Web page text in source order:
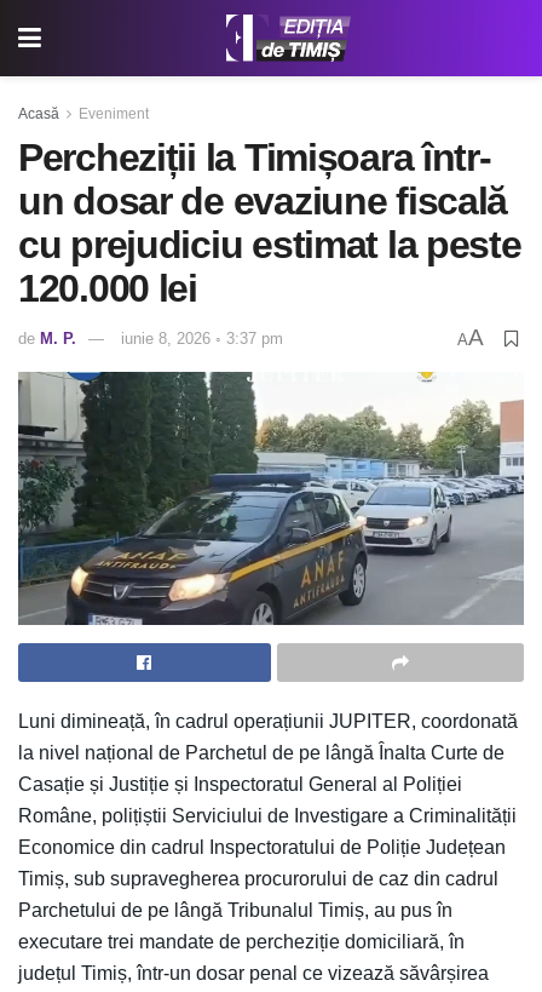
Acasă Eveniment
Percheziții la Timișoara într-
un dosar de evaziune fiscală
cu prejudiciu estimat la peste
120.000 lei
de M. P. iunie 8, 2026 ◦ 3:37 pm AA
Luni dimineață, în cadrul operațiunii JUPITER, coordonată
la nivel național de Parchetul de pe lângă Înalta Curte de
Casație și Justiție și Inspectoratul General al Poliției
Române, polițiștii Serviciului de Investigare a Criminalității
Economice din cadrul Inspectoratului de Poliție Județean
Timiș, sub supravegherea procurorului de caz din cadrul
Parchetului de pe lângă Tribunalul Timiș, au pus în
executare trei mandate de percheziție domiciliară, în
județul Timiș, într-un dosar penal ce vizează săvârșirea